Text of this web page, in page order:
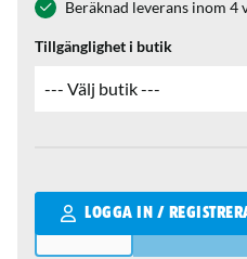
Beräknad leverans inom 4
Tillgänglighet i butik
LOGGA IN /
Qantity